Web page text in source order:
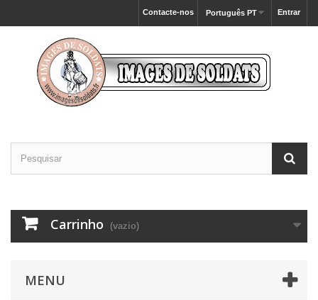
Entrar
Português PT
Contacte-nos
Carrinho (vazio)
MENU